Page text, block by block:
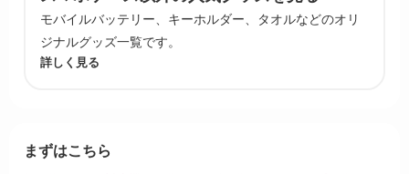
モバイルバッテリー、キーホルダー、タオルなどのオリ
ジナルグッズ一覧です。
詳しく見る
まずはこちら